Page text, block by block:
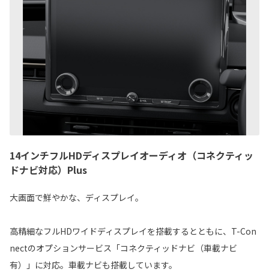
14インチフルHDディスプレイオーディオ（コネクティッ
ドナビ対応）Plus
大画面で鮮やかな、ディスプレイ。
高精細なフルHDワイドディスプレイを搭載するとともに、T-Con
nectのオプションサービス「コネクティッドナビ（車載ナビ
有）」に対応。車載ナビも搭載しています。